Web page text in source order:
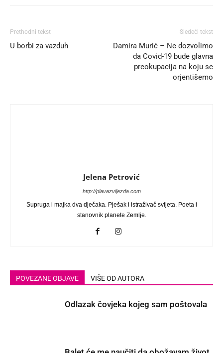
Prethodni tekst
U borbi za vazduh
Sledeći tekst
Damira Murić – Ne dozvolimo
da Covid-19 bude glavna
preokupacija na koju se
orjentišemo
Jelena Petrović
http://plavazvijezda.com
Supruga i majka dva dječaka. Pješak i istraživač svijeta. Poeta i
stanovnik planete Zemlje.
POVEZANE OBJAVE VIŠE OD AUTORA
Odlazak čovjeka kojeg sam poštovala